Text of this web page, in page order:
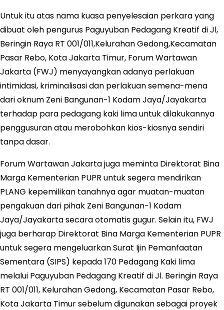
Untuk itu atas nama kuasa penyelesaian perkara yang
dibuat oleh pengurus Paguyuban Pedagang Kreatif di Jl,
Beringin Raya RT 001/011,Kelurahan Gedong,Kecamatan
Pasar Rebo, Kota Jakarta Timur, Forum Wartawan
Jakarta (FWJ) menyayangkan adanya perlakuan
intimidasi, kriminalisasi dan perlakuan semena-mena
dari oknum Zeni Bangunan-1 Kodam Jaya/Jayakarta
terhadap para pedagang kaki lima untuk dilakukannya
penggusuran atau merobohkan kios-kiosnya sendiri
tanpa dasar.
Forum Wartawan Jakarta juga meminta Direktorat Bina
Marga Kementerian PUPR untuk segera mendirikan
PLANG kepemilikan tanahnya agar muatan-muatan
pengakuan dari pihak Zeni Bangunan-1 Kodam
Jaya/Jayakarta secara otomatis gugur. Selain itu, FWJ
juga berharap Direktorat Bina Marga Kementerian PUPR
untuk segera mengeluarkan Surat Ijin Pemanfaatan
Sementara (SIPS) kepada 170 Pedagang Kaki lima
melalui Paguyuban Pedagang Kreatif di Jl. Beringin Raya
RT 001/011, Kelurahan Gedong, Kecamatan Pasar Rebo,
Kota Jakarta Timur sebelum digunakan sebagai proyek